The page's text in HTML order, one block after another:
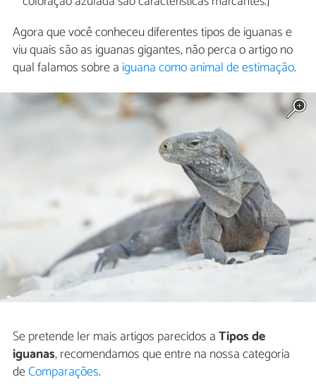
Agora que você conheceu diferentes tipos de iguanas e
viu quais são as iguanas gigantes, não perca o artigo no
qual falamos sobre a iguana como animal de estimação.
Se pretende ler mais artigos parecidos aTipos de
iguanas, recomendamos que entre na nossa categoria
deComparações.